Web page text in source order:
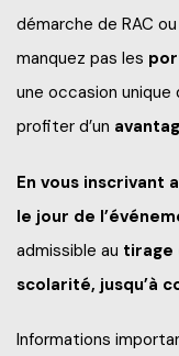
démarche de RAC
manquez pas les
une occasion
profiter d’un
En vous inscrivant
le jour de
admissible au tirage
scolarité, jusqu’à
Informations